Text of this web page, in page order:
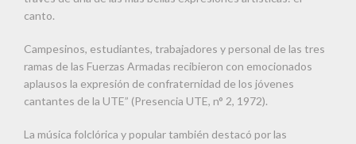
canto.
Campesinos, estudiantes, trabajadores y personal de las tres
ramas de las Fuerzas Armadas recibieron con emocionados
aplausos la expresión de confraternidad de los jóvenes
cantantes de la UTE” (Presencia UTE, n° 2, 1972).
La música folclórica y popular también destacó por las